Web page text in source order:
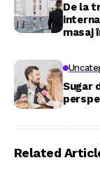
De la
masaj
Sugar
Related